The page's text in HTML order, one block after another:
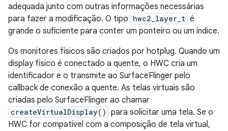
adequada junto com outras informações necessárias
para fazer a modificação. O tipo hwc2_layer_t é
grande o suficiente para conter um ponteiro ou um índice.
Os monitores físicos são criados por hotplug. Quando um
display físico é conectado a quente, o HWC cria um
identificador e o transmite ao SurfaceFlinger pelo
callback de conexão a quente. As telas virtuais são
criadas pelo SurfaceFlinger ao chamar
createVirtualDisplay() para solicitar uma tela. Se o
HWC for compatível com a composição de tela virtual,